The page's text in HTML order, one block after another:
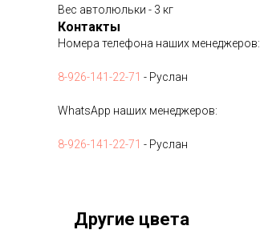
Вес автолюльки - 3 кг
Контакты
Номера телефона наших менеджеров:
8-926-141-22-71 - Руслан
WhatsApp наших менеджеров:
8-926-141-22-71 - Руслан
Другие цвета